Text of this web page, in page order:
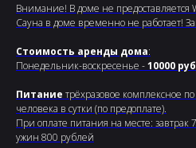
Внимание! В доме не предоставляется
Сауна в доме временно не работает!
Стоимость аренды дома:
Понедельник-воскресенье -10000
Питание трёхразовое комплексное
человека в сутки (по предоплате).
При оплате питания на месте:
ужин 800 рублей